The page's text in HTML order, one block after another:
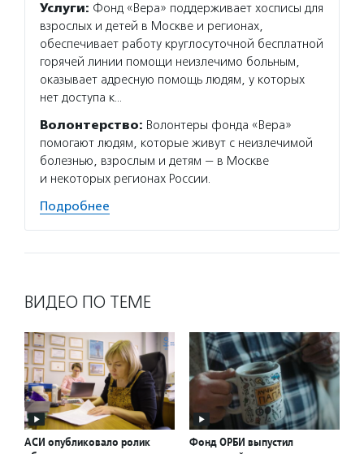
Услуги: Фонд «Вера» поддерживает хосписы для
взрослых и детей в Москве и регионах,
обеспечивает работу круглосуточной бесплатной
горячей линии помощи неизлечимо больным,
оказывает адресную помощь людям, у которых
нет доступа к…
Волонтерство: Волонтеры фонда «Вера»
помогают людям, которые живут с неизлечимой
болезнью, взрослым и детям — в Москве
и некоторых регионах России.
Подробнее
ВИДЕО ПО ТЕМЕ
АСИ опубликовало ролик
Фонд ОРБИ выпустил